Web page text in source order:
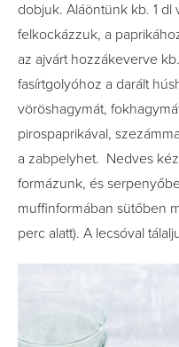
dobjuk. Aláöntünk kb. 1 dl
felkockázzuk, a
az ajvárt hozzákeverve
fasírtgolyóhoz a darált
vöröshagymát,
pirospaprikával,
a zabpelyhet. Nedves
formázunk, és
muffinformában sütőben
perc alatt). A lecsóval